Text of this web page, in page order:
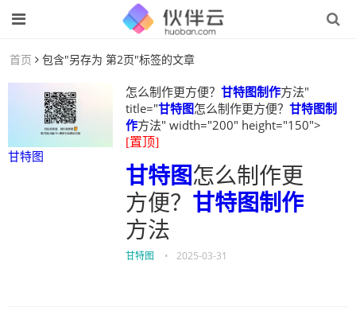
首页 包含"另存为 第2页"标签的文章
甘特图
怎么制作更方便？ 甘特图制作方法"
title="甘特图怎么制作更方便？ 甘特图制
作方法" width="200" height="150">
[置顶]
甘特图怎么制作更
方便？ 甘特图制作
方法
甘特图 • 2025-03-31